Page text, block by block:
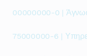
00000000-0 |
75000000-6 |